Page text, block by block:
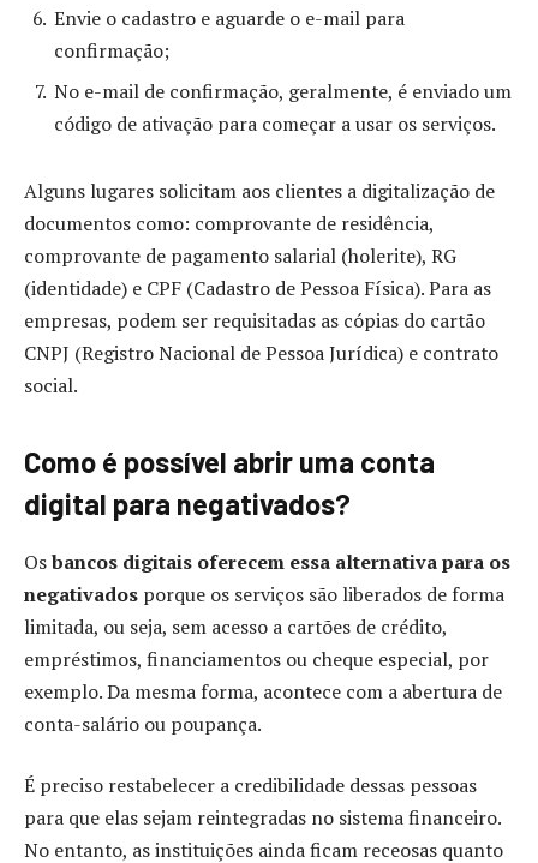
Envie o cadastro e aguarde o e-mail para
confirmação;
No e-mail de confirmação, geralmente, é enviado um
código de ativação para começar a usar os serviços.
Alguns lugares solicitam aos clientes a digitalização de
documentos como: comprovante de residência,
comprovante de pagamento salarial (holerite), RG
(identidade) e CPF (Cadastro de Pessoa Física). Para as
empresas, podem ser requisitadas as cópias do cartão
CNPJ (Registro Nacional de Pessoa Jurídica) e contrato
social.
Como é possível abrir uma conta
digital para negativados?
Osbancos digitais oferecem essa alternativa para os
negativados porque os serviços são liberados de forma
limitada, ou seja, sem acesso a cartões de crédito,
empréstimos, financiamentos ou cheque especial, por
exemplo. Da mesma forma, acontece com a abertura de
conta-salário ou poupança.
É preciso restabelecer a credibilidade dessas pessoas
para que elas sejam reintegradas no sistema financeiro.
No entanto, as instituições ainda ficam receosas quanto